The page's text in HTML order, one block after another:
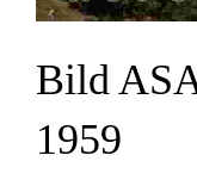
Bild
1959